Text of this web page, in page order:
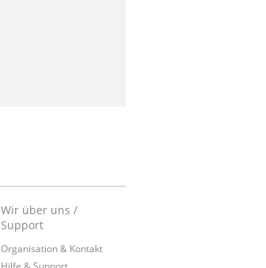
Wir über uns /
Support
Organisation & Kontakt